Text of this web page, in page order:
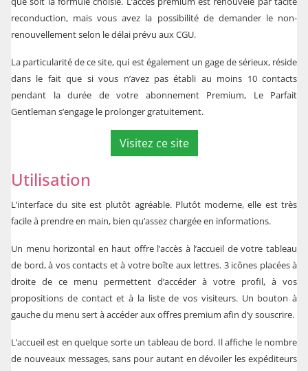
reconduction, mais vous avez la possibilité de demander le non-
renouvellement selon le délai prévu aux CGU.
La particularité de ce site, qui est également un gage de sérieux, réside
dans le fait que si vous n’avez pas établi au moins 10 contacts
pendant la durée de votre abonnement Premium, Le Parfait
Gentleman s’engage le prolonger gratuitement.
Visitez ce site
Utilisation
L’interface du site est plutôt agréable. Plutôt moderne, elle est très
facile à prendre en main, bien qu’assez chargée en informations.
Un menu horizontal en haut offre l’accès à l’accueil de votre tableau
de bord, à vos contacts et à votre boîte aux lettres. 3 icônes placées à
droite de ce menu permettent d’accéder à votre profil, à vos
propositions de contact et à la liste de vos visiteurs. Un bouton à
gauche du menu sert à accéder aux offres premium afin d’y souscrire.
L’accueil est en quelque sorte un tableau de bord. Il affiche le nombre
de nouveaux messages, sans pour autant en dévoiler les expéditeurs